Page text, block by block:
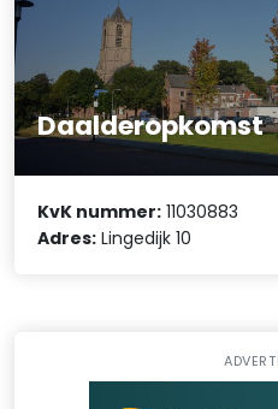
Daalderopkomst
KvK nummer: 11030883
Adres: Lingedijk 10